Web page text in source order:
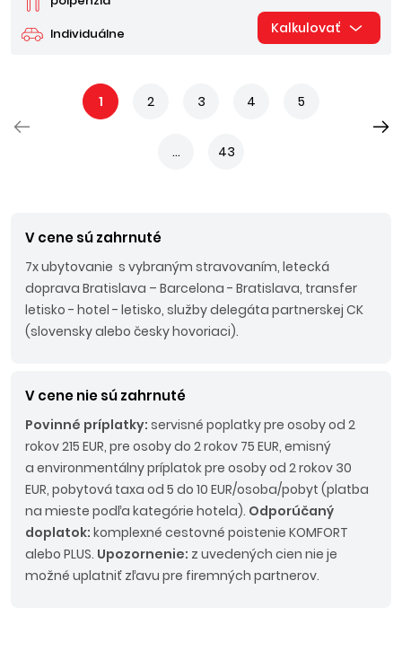
Individuálne Kalkulovať
1 2 3 4 5
... 43
V cene sú zahrnuté
7x ubytovanie s vybraným stravovaním, letecká
doprava Bratislava – Barcelona - Bratislava, transfer
letisko - hotel - letisko, služby delegáta partnerskej CK
(slovensky alebo česky hovoriaci).
V cene nie sú zahrnuté
Povinné príplatky: servisné poplatky pre osoby od 2
rokov 215 EUR, pre osoby do 2 rokov 75 EUR, emisný
a environmentálny príplatok pre osoby od 2 rokov 30
EUR, pobytová taxa od 5 do 10 EUR/osoba/pobyt (platba
na mieste podľa kategórie hotela). Odporúčaný
doplatok: komplexné cestovné poistenie KOMFORT
alebo PLUS. Upozornenie: z uvedených cien nie je
možné uplatniť zľavu pre firemných partnerov.